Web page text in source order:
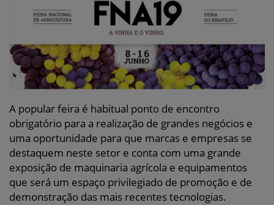
A popular feira é habitual ponto de encontro
obrigatório para a realização de grandes negócios e
uma oportunidade para que marcas e empresas se
destaquem neste setor e conta com uma grande
exposição de maquinaria agrícola e equipamentos
que será um espaço privilegiado de promoção e de
demonstração das mais recentes tecnologias.